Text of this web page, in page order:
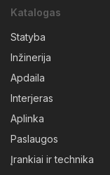
Katalogas
Statyba
Inžinerija
Apdaila
Interjeras
Aplinka
Paslaugos
Įrankiai ir technika